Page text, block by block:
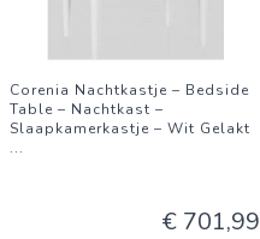
Corenia Nachtkastje – Bedside
Table – Nachtkast –
Slaapkamerkastje – Wit Gelakt
...
€ 701,99